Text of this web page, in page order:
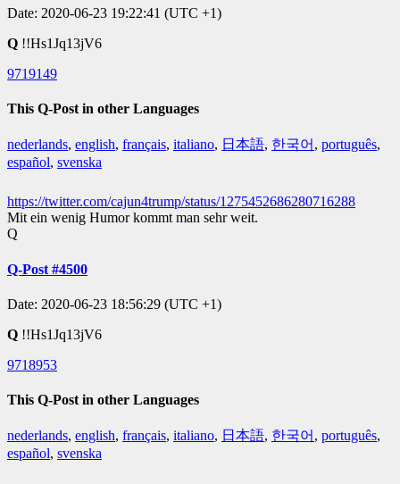
Date: 2020-06-23 19:22:41 (UTC +1)
Q !!Hs1Jq13jV6
9719149
This Q-Post in other Languages
nederlands, english, français, italiano, 日本語, 한국어 , português,
español, svenska
https://twitter.com/cajun4trump/status/1275452686280716288
Mit ein wenig Humor kommt man sehr weit.
Q
Q-Post #4500
Date: 2020-06-23 18:56:29 (UTC +1)
Q !!Hs1Jq13jV6
9718953
This Q-Post in other Languages
nederlands, english, français, italiano, 日本語, 한국어 , português,
español, svenska